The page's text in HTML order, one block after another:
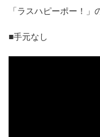
「ラスハピーポー！」
■手元なし